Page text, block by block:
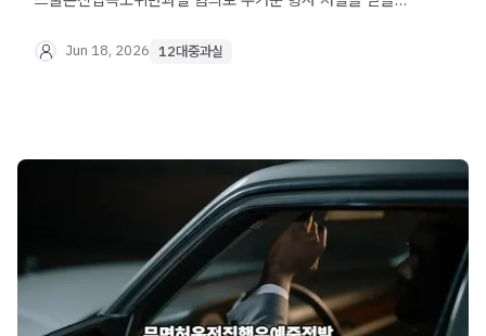
음주교통대응TF팀에서 운전자의 정당한 권리를 방어하고
Jun 18, 2026 12대중과실